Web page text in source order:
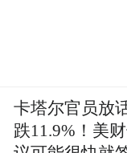
卡塔尔官员放
跌11.9%！美